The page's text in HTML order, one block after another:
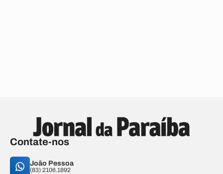
Contate-nos
João Pessoa
(83) 2106.1892